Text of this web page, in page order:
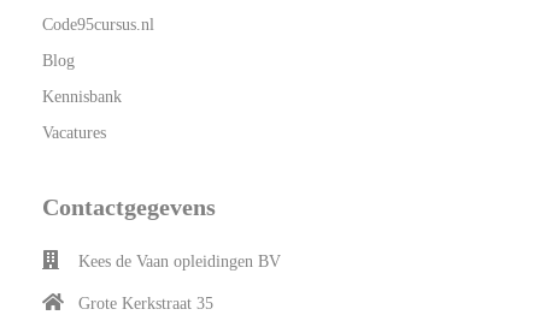
Code95cursus.nl
Blog
Kennisbank
Vacatures
Contactgegevens
Kees de Vaan opleidingen BV
Grote Kerkstraat 35